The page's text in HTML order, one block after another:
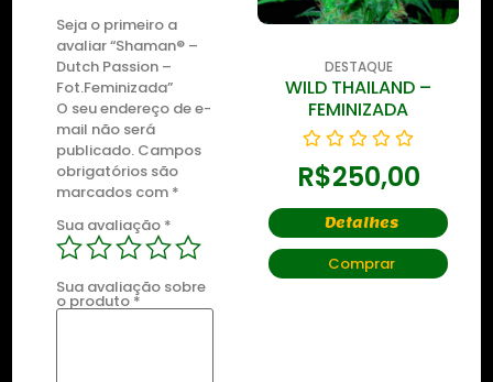
Seja o primeiro a
avaliar “Shaman® –
Dutch Passion –
Fot.Feminizada”
O seu endereço de e-
mail não será
publicado. Campos
obrigatórios são
marcados com *
Sua avaliação *
Sua avaliação sobre
o produto *
DESTAQUE
WILD THAILAND
RYDER
R$250,00
Detalhes
Comprar
DESTAQUE
WILD THAILAND –
FEMINIZADA
R$250,00
Detalhes
Comprar